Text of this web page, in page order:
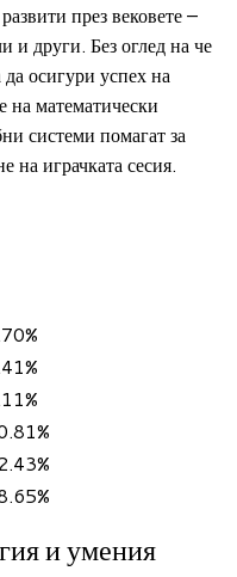
през вековете –
други. Без оглед на че
осигури успех на
на математически
системи помагат за
на играчката сесия.
и умения